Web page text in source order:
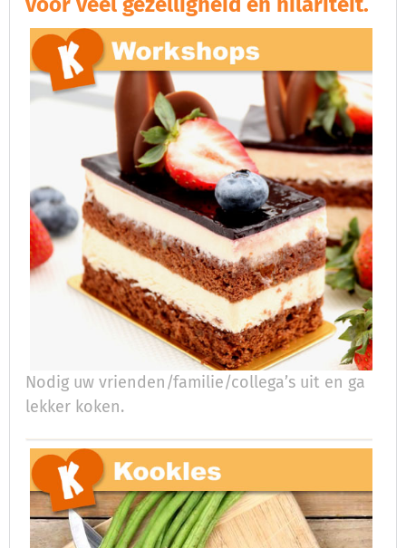
Nodig uw vrienden/familie/collega’s uit en ga
lekker koken.